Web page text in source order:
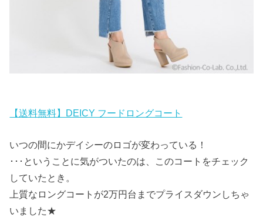
【送料無料】DEICY フードロングコート
いつの間にかデイシーのロゴが変わっている！
･･･ということに気がついたのは、このコートをチェック
していたとき。
上質なロングコートが2万円台までプライスダウンしちゃ
いました★